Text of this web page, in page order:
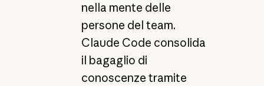
nella mente delle
persone del team.
Claude Code consolida
il bagaglio di
conoscenze tramite